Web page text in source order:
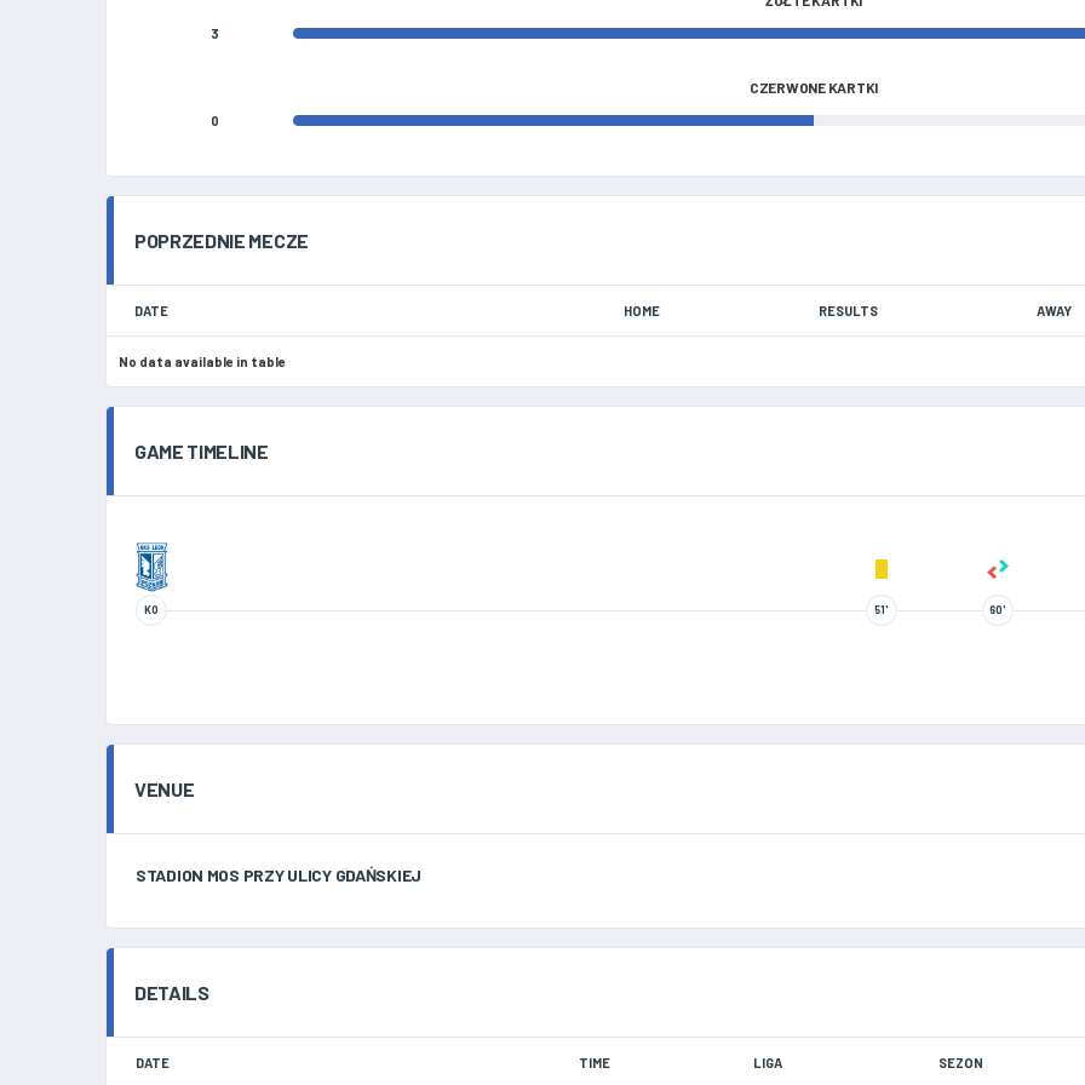
3
CZERWONE KARTKI
0
POPRZEDNIE MECZE
DATE HOME RESULTS AWAY
No data available in table
GAME TIMELINE
KO 51' 60'
VENUE
STADION MOS PRZY ULICY GDAŃSKIEJ
DETAILS
DATE TIME LIGA SEZON